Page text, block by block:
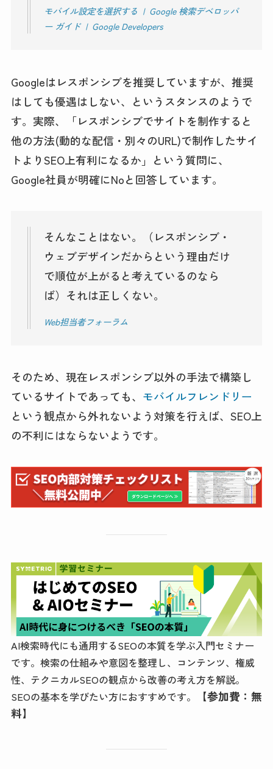
モバイル設定を選択する | Google 検索デベロッパ
ー ガイド | Google Developers
Googleはレスポンシブを推奨していますが、推奨
はしても優遇はしない、というスタンスのようで
す。実際、「レスポンシブでサイトを制作すると
他の方法(動的な配信・別々のURL)で制作したサイ
トよりSEO上有利になるか」という質問に、
Google社員が明確にNoと回答しています。
そんなことはない。（レスポンシブ・
ウェブデザインだからという理由だけ
で順位が上がると考えているのなら
ば）それは正しくない。
Web担当者フォーラム
そのため、現在レスポンシブ以外の手法で構築し
ているサイトであっても、 モバイルフレンドリー
という観点から外れないよう対策を行えば、SEO上
の不利にはならないようです。
AI検索時代にも通用するSEOの本質を学ぶ入門セミナー
です。検索の仕組みや意図を整理し、コンテンツ、権威
性、テクニカルSEOの観点から改善の考え方を解説。
SEOの基本を学びたい方におすすめです。
【参加費：無
料】